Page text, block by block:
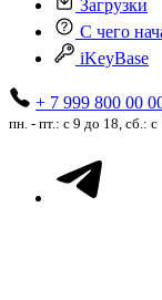
Загрузки
С чего
iKeyBase
+ 7 999 800 00
пн. - пт.: с 9 до 18, сб.: